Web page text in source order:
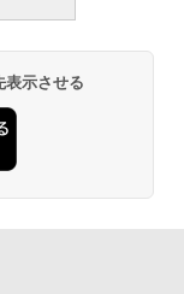
表示させる